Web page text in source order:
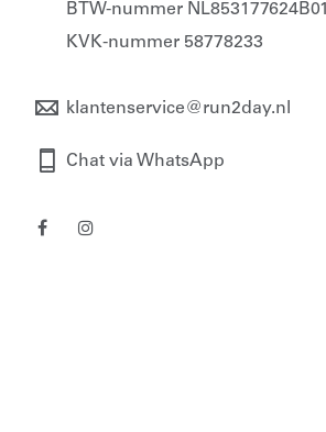
BTW-nummer NL853177624B01
KVK-nummer 58778233
klantenservice@run2day.nl
Chat via WhatsApp